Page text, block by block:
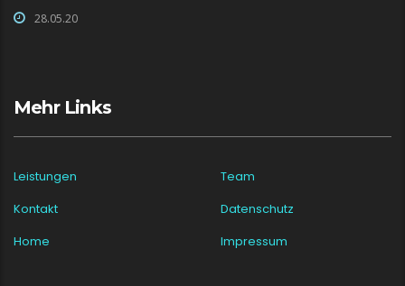
28.05.20
Mehr Links
Leistungen
Team
Kontakt
Datenschutz
Home
Impressum